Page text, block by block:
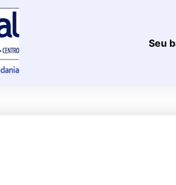
Seu